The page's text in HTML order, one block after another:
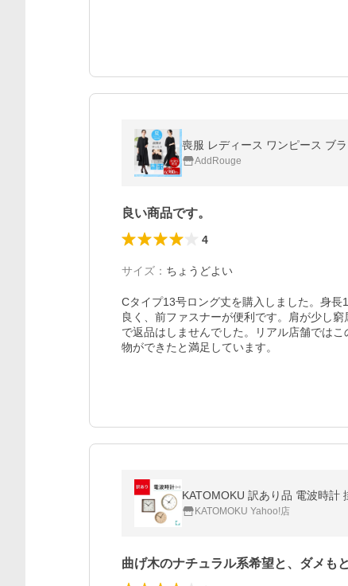
喪服 レディース ワンピース ブ
AddRouge
良い商品です。
4
サイズ ： ちょうどよい
Cタイプ13号ロング丈を購入しました。身
良く、前ファスナーが便利です。肩が少し
で返品はしませんでした。リアル店舗では
物ができたと満足しています。
KATOMOKU 訳あり品 電波時計
KATOMOKU Yahoo!店
曲げ木のナチュラル系希望と、ダメも